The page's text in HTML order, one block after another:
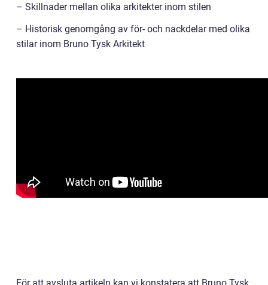
– Skillnader mellan olika arkitekter inom stilen
– Historisk genomgång av för- och nackdelar med olika
stilar inom Bruno Tysk Arkitekt
För att avsluta artikeln kan vi konstatera att Bruno Tysk